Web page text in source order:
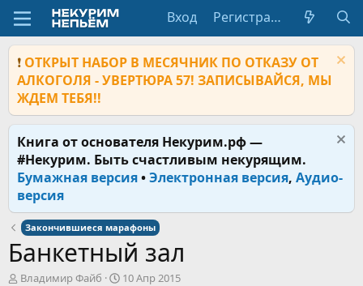
Вход Регистрация
❗ ОТКРЫТ НАБОР В МЕСЯЧНИК ПО ОТКАЗУ ОТ
АЛКОГОЛЯ - УВЕРТЮРА 57! ЗАПИСЫВАЙСЯ, МЫ
ЖДЕМ ТЕБЯ!!
Книга от основателя Некурим.рф —
#Некурим. Быть счастливым некурящим.
Бумажная версия•Электронная версия, Аудио-
версия
Закончившиеся марафоны
Банкетный зал
А
Владимир Файб
Д
10 Апр 2015